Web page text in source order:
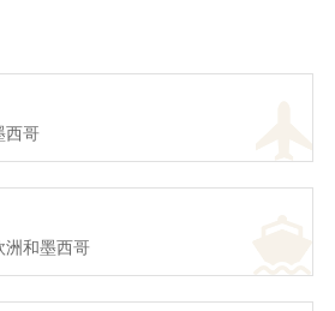
西哥
洲和墨西哥